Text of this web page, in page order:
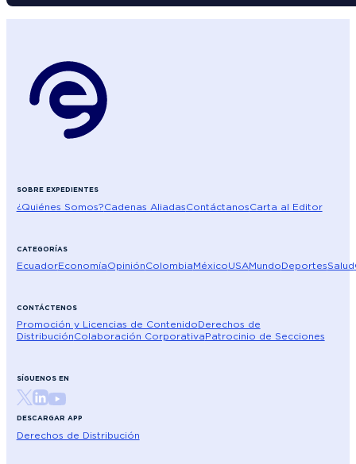
SOBRE EXPEDIENTES
¿Quiénes Somos?Cadenas AliadasContáctanosCarta al Editor
CATEGORÍAS
EcuadorEconomíaOpiniónColombiaMéxicoUSAMundoDeportesSalud
CONTÁCTENOS
Promoción y Licencias de ContenidoDerechos de
DistribuciónColaboración CorporativaPatrocinio de Secciones
SÍGUENOS EN
DESCARGAR APP
Derechos de Distribución